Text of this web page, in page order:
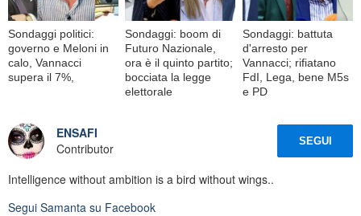
Sondaggi politici:
governo e Meloni in
calo, Vannacci
supera il 7%,
Sondaggi: boom di
Futuro Nazionale,
ora è il quinto partito;
bocciata la legge
elettorale
Sondaggi: battuta
d'arresto per
Vannacci; rifiatano
FdI, Lega, bene M5s
e PD
ENSAFI
Contributor
SEGUI
Intelligence without ambition is a bird without wings..
Segui Samanta su Facebook